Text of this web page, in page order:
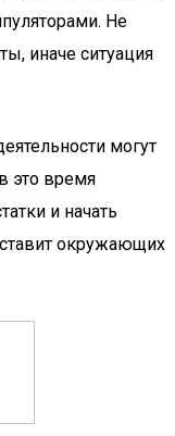
Не
иначе ситуация
могут
это время
и начать
окружающих